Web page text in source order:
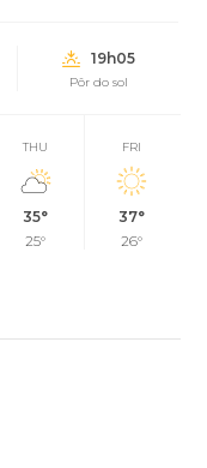
19h05
Pôr do sol
THU
35°
25°
FRI
37°
26°